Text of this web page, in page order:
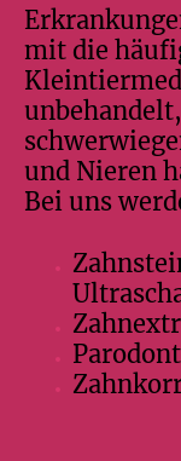
mit die
und Nieren
Bei uns